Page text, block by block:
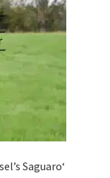
Saguaro‘